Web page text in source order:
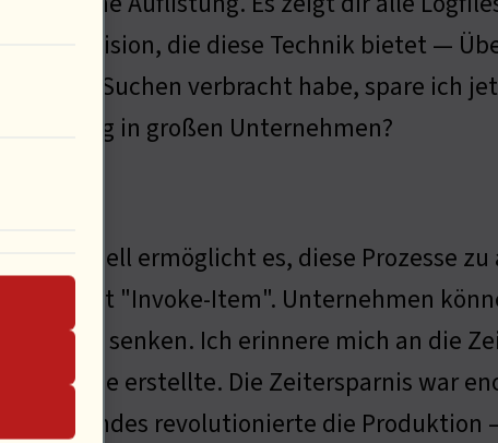
der Präzision, die diese Technik bietet —
Suchen verbracht habe, spare ich
Nutzung in großen Unternehmen?
PowerShell ermöglicht es, diese Prozesse
mit "Invoke-Item". Unternehmen
senken. Ich erinnere mich an die
erstellte. Die Zeitersparnis war
Fließbandes revolutionierte die